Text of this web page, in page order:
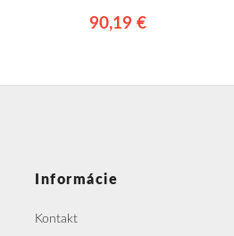
90,19 €
Informácie
Kontakt